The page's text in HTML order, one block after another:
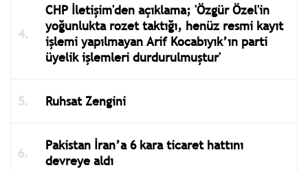
CHP İletişim'den açıklama; 'Özgür Özel'in
yoğunlukta rozet taktığı, henüz resmi kayıt
işlemi yapılmayan Arif Kocabıyık’ın parti
üyelik işlemleri durdurulmuştur'
Ruhsat Zengini
Pakistan İran’a 6 kara ticaret hattını
devreye aldı